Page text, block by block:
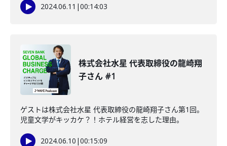
2024.06.11 |00:14:03
株式会社水星 代表取締役の龍崎翔
子さん #1
ゲストは株式会社水星 代表取締役の龍崎翔子さん第1回。
児童文学がキッカケ？！ホテル経営を志した理由。
2024.06.10 |00:15:09